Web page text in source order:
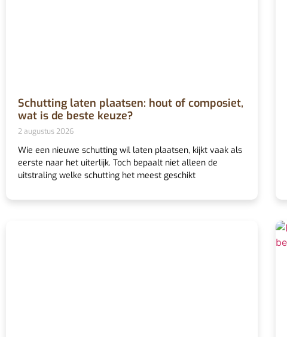
Schutting laten plaatsen: hout of composiet,
wat is de beste keuze?
2 augustus 2026
Wie een nieuwe schutting wil laten plaatsen, kijkt vaak als
eerste naar het uiterlijk. Toch bepaalt niet alleen de
uitstraling welke schutting het meest geschikt